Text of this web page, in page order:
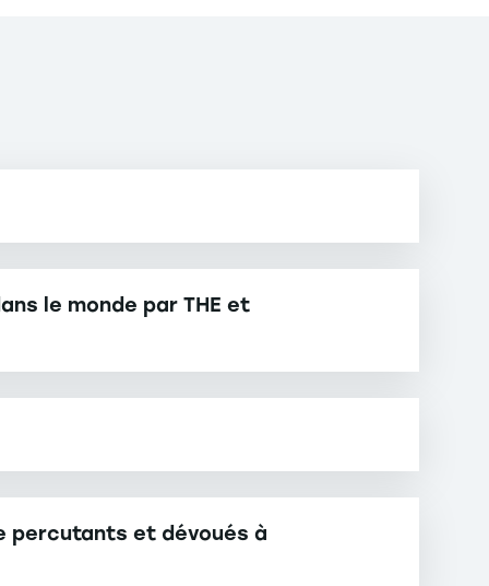
le monde par THE et
percutants et dévoués à